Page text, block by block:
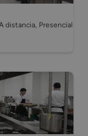
distancia, Presencial